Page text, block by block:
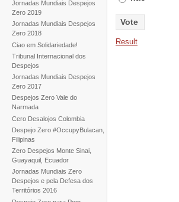
Jornadas Mundiais Despejos
Zero 2019
Jornadas Mundiais Despejos
Zero 2018
Ciao em Solidariedade!
Tribunal Internacional dos
Despejos
Jornadas Mundiais Despejos
Zero 2017
Despejos Zero Vale do
Narmada
Cero Desalojos Colombia
Despejo Zero #OccupyBulacan,
Filipinas
Zero Despejos Monte Sinai,
Guayaquil, Ecuador
Jornadas Mundiais Zero
Despejos e pela Defesa dos
Territórios 2016
Result